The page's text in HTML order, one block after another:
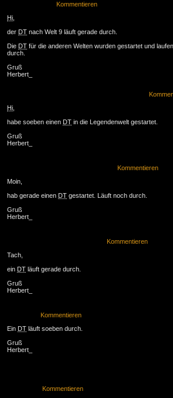
Kommentieren
Hi
der DT nach Welt 9 läuft gerade durch.
Die DT für die anderen Welten wurden gestartet und
durch.
Gruß
Herbert_
Hi
habe soeben einen DT in die Legendenwelt gestartet.
Gruß
Herbert_
Kommentieren
Moin,
hab gerade einen DT gestartet. Läuft noch durch.
Gruß
Herbert_
Kommentieren
Tach,
ein DT läuft gerade durch.
Gruß
Herbert_
Kommentieren
Ein DT läuft soeben durch.
Gruß
Herbert_
Kommentieren